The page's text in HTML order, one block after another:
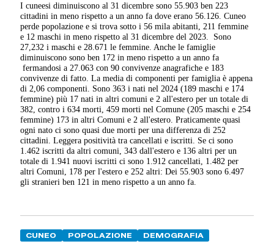
I cuneesi diminuiscono al 31 dicembre sono 55.903 ben 223
cittadini in meno rispetto a un anno fa dove erano 56.126. Cuneo
perde popolazione e si trova sotto i 56 mila abitanti, 211 femmine
e 12 maschi in meno rispetto al 31 dicembre del 2023. Sono
27,232 i maschi e 28.671 le femmine. Anche le famiglie
diminuiscono sono ben 172 in meno rispetto a un anno fa
fermandosi a 27.063 con 90 convivenze anagrafiche e 183
convivenze di fatto. La media di componenti per famiglia è appena
di 2,06 componenti. Sono 363 i nati nel 2024 (189 maschi e 174
femmine) più 17 nati in altri comuni e 2 all'estero per un totale di
382, contro i 634 morti, 459 morti nel Comune (205 maschi e 254
femmine) 173 in altri Comuni e 2 all'estero. Praticamente quasi
ogni nato ci sono quasi due morti per una differenza di 252
cittadini. Leggera positività tra cancellati e iscritti. Se ci sono
1.462 iscritti da altri comuni, 343 dall'estero e 136 altri per un
totale di 1.941 nuovi iscritti ci sono 1.912 cancellati, 1.482 per
altri Comuni, 178 per l'estero e 252 altri: Dei 55.903 sono 6.497
gli stranieri ben 121 in meno rispetto a un anno fa.
CUNEO POPOLAZIONE DEMOGRAFIA